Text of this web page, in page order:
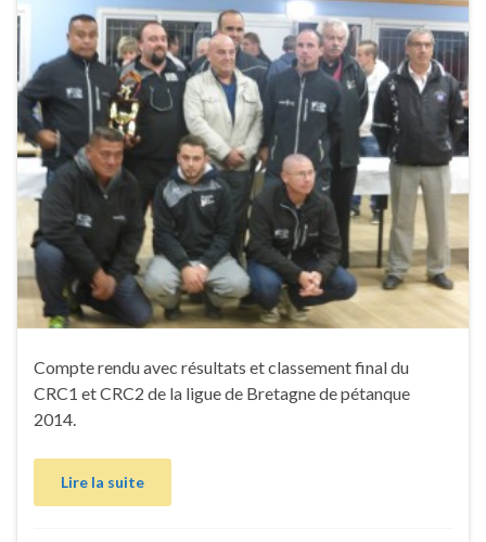
Compte rendu avec résultats et classement final du
CRC1 et CRC2 de la ligue de Bretagne de pétanque
2014.
Lire la suite